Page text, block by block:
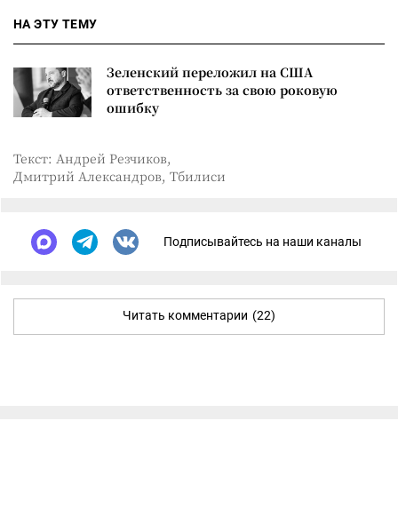
НА ЭТУ ТЕМУ
Зеленский переложил на США
ответственность за свою роковую
ошибку
Текст: Андрей Резчиков,
Дмитрий Александров, Тбилиси
Подписывайтесь на наши каналы
Читать комментарии (22)